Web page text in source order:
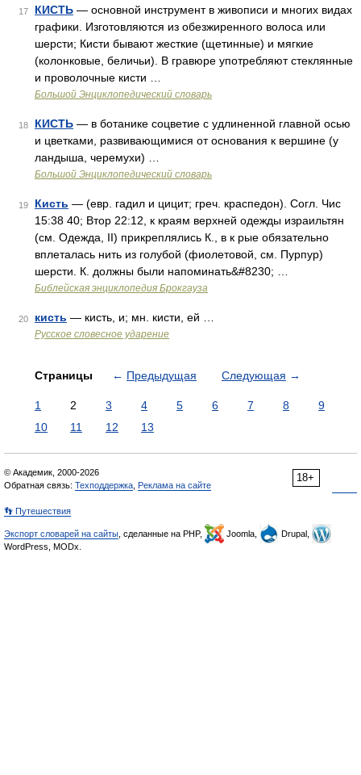
17 КИСТЬ — основной инструмент в живописи и многих видах
графики. Изготовляются из обезжиренного волоса или
шерсти; Кисти бывают жесткие (щетинные) и мягкие
(колонковые, беличьи). В гравюре употребляют стеклянные
и проволочные кисти …
Большой Энциклопедический словарь
18 КИСТЬ — в ботанике соцветие с удлиненной главной осью
и цветками, развивающимися от основания к вершине (у
ландыша, черемухи) …
Большой Энциклопедический словарь
19 Кисть — (евр. гадил и цицит; греч. краспедон). Согл. Чис
15:38 40; Втор 22:12, к краям верхней одежды израильтян
(см. Одежда, II) прикреплялись К., в к рые обязательно
вплеталась нить из голубой (фиолетовой, см. Пурпур)
шерсти. К. должны были напоминать&#8230; …
Библейская энциклопедия Брокгауза
20 кисть — кисть, и; мн. кисти, ей …
Русское словесное ударение
Страницы ← Предыдущая Следующая →
1 2 3 4 5 6 7 8
9
10
11 12 13
18+
© Академик, 2000-2026
Обратная связь: Техподдержка Реклама на сайте
👣 Путешествия
Экспорт словарей на сайты , сделанные на PHP, Joomla,
Drupal,
WordPress, MODx.